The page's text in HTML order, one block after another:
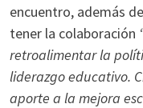
encuentro, además
tener la colaboración
retroalimentar la
liderazgo educativo.
aporte a la mejora